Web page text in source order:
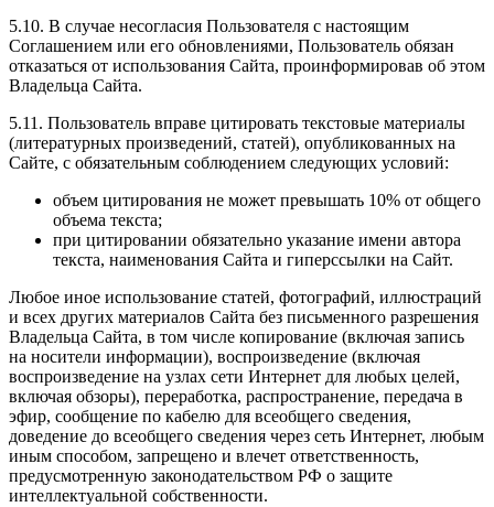
5.10. В случае несогласия Пользователя с настоящим
Соглашением или его обновлениями, Пользователь обязан
отказаться от использования Сайта, проинформировав об этом
Владельца Сайта.
5.11. Пользователь вправе цитировать текстовые материалы
(литературных произведений, статей), опубликованных на
Сайте, с обязательным соблюдением следующих условий:
объем цитирования не может превышать 10% от общего
объема текста;
при цитировании обязательно указание имени автора
текста, наименования Сайта и гиперссылки на Сайт.
Любое иное использование статей, фотографий, иллюстраций
и всех других материалов Сайта без письменного разрешения
Владельца Сайта, в том числе копирование (включая запись
на носители информации), воспроизведение (включая
воспроизведение на узлах сети Интернет для любых целей,
включая обзоры), переработка, распространение, передача в
эфир, сообщение по кабелю для всеобщего сведения,
доведение до всеобщего сведения через сеть Интернет, любым
иным способом, запрещено и влечет ответственность,
предусмотренную законодательством РФ о защите
интеллектуальной собственности.